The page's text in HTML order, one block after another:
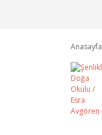
Anasayfa